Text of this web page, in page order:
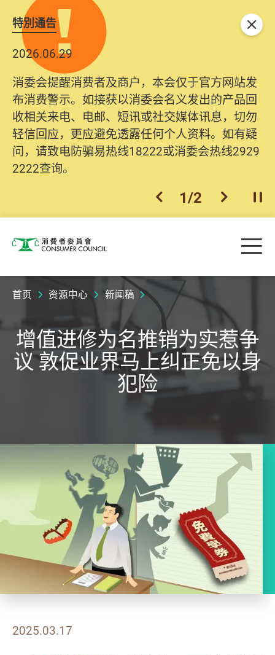
特別通告
2026.06.29
消委会提醒消费者及商户，本会仅于官方网站发
布消费警示。如接获以消委会名义发出的产品回
收相关来电、电邮、短讯或社交媒体讯息，切勿
轻信回应，更应避免透露任何个人资料。如有疑
问，请致电防骗易热线18222或消委会热线2929
2222查询。
上一个
1/2 下一个开
关闭
消费者委员会 目
首页 资源中心 新闻稿
增值进修为名推销为实惹争
议 敦促业界马上纠正免以身
犯险
2025.03.17